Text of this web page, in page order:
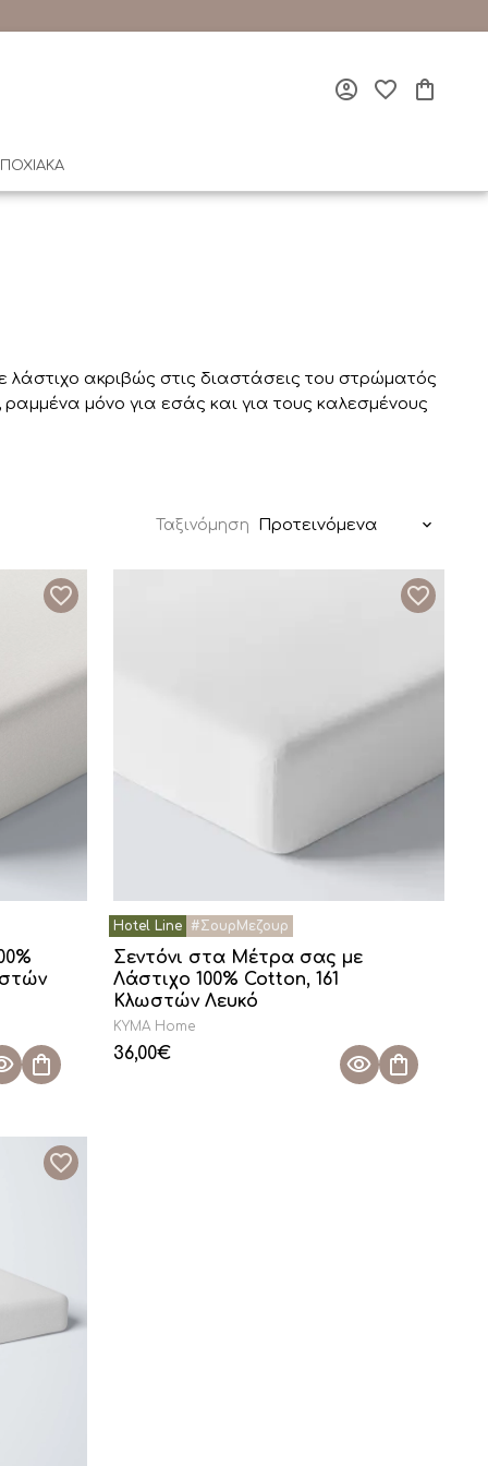
ακριβώς στις διαστάσεις του στρώματός
μόνο για εσάς και για τους καλεσμένους
Ταξινόμηση Προτεινόμενα
Σεντόνι στα Μέτρα σας με
Λάστιχο 100% Cotton, 161
Κλωστών Λευκό
KYMA Home
36,00€